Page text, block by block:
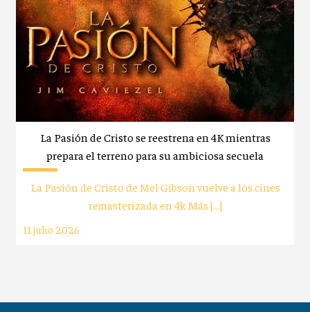
La Pasión de Cristo se reestrena en 4K mientras
prepara el terreno para su ambiciosa secuela
La Pasión de Cristo de Mel Gibson vuelve a los cines
remasterizada en 4k Más […]
11 julio 2026